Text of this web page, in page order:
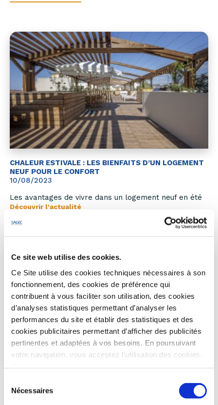
Ce site web utilise des cookies.
Ce Site utilise des cookies techniques nécessaires à son
fonctionnement, des cookies de préférence qui
contribuent à vous faciliter son utilisation, des cookies
d’analyses statistiques permettant d’analyser les
performances du site et établir des statistiques et des
cookies publicitaires permettant d’afficher des publicités
pertinentes et adaptées à vos besoins. En poursuivant
votre navigation, vous acceptez l’utilisation des cookies.
Nécessaires
CHALEUR ESTIVALE : LES BIENFAITS D’UN LOGEMENT
NEUF POUR LE CONFORT
10/08/2023
Les avantages de vivre dans un logement neuf en été
Découvrir l'actualité
23/07/2023